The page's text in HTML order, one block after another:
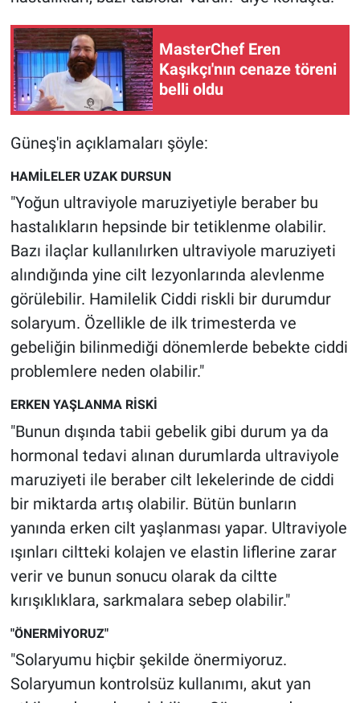
MasterChef Eren
Kaşıkçı'nın cenaze töreni
belli oldu
Güneş'in açıklamaları şöyle:
HAMİLELER UZAK DURSUN
"Yoğun ultraviyole maruziyetiyle beraber bu
hastalıkların hepsinde bir tetiklenme olabilir.
Bazı ilaçlar kullanılırken ultraviyole maruziyeti
alındığında yine cilt lezyonlarında alevlenme
görülebilir. Hamilelik Ciddi riskli bir durumdur
solaryum. Özellikle de ilk trimesterda ve
gebeliğin bilinmediği dönemlerde bebekte ciddi
problemlere neden olabilir."
ERKEN YAŞLANMA RİSKİ
"Bunun dışında tabii gebelik gibi durum ya da
hormonal tedavi alınan durumlarda ultraviyole
maruziyeti ile beraber cilt lekelerinde de ciddi
bir miktarda artış olabilir. Bütün bunların
yanında erken cilt yaşlanması yapar. Ultraviyole
ışınları ciltteki kolajen ve elastin liflerine zarar
verir ve bunun sonucu olarak da ciltte
kırışıklıklara, sarkmalara sebep olabilir."
"ÖNERMİYORUZ"
"Solaryumu hiçbir şekilde önermiyoruz.
Solaryumun kontrolsüz kullanımı, akut yan